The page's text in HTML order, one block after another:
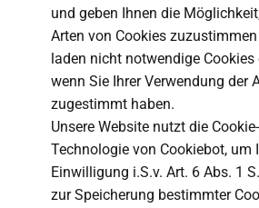
und geben Ihnen die
Arten von Cookies
laden nicht notwendige Cookies
wenn Sie Ihrer Verwendung der
zugestimmt haben.
Unsere Website nutzt die
Technologie von Cookiebot, um
Einwilligung i.S.v. Art. 6 Abs. 1
zur Speicherung bestimmter